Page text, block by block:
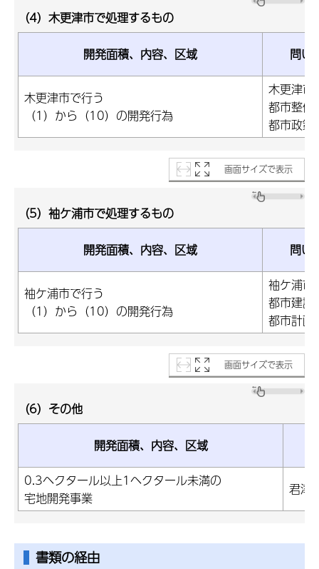
（4）木更津市で処理するもの
開発面積、内容、区域 問い
木更津市で行う
（1）から（10）の開発行為
木更津市
都市整備
都市政策
画面サイズで表示
（5）袖ケ浦市で処理するもの
開発面積、内容、区域 問い
袖ケ浦市で行う
（1）から（10）の開発行為
袖ケ浦市
都市建設
都市計画
画面サイズで表示
（6）その他
開発面積、内容、区域
0.3ヘクタール以上1ヘクタール未満の
宅地開発事業
君津
書類の経由